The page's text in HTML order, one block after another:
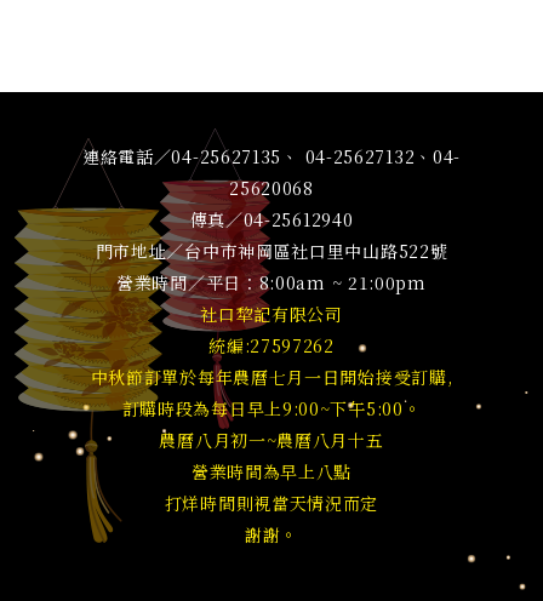
連絡電話／04-25627135、 04-25627132、04-
25620068
傳真／04-25612940
門市地址／台中市神岡區社口里中山路522號
營業時間／平日：8:00am ~ 21:00pm
社口犂記有限公司
統編:27597262
中秋節訂單於每年農曆七月一日開始接受訂購,
訂購時段為每日早上9:00~下午5:00。
農曆八月初一~農曆八月十五
營業時間為早上八點
打烊時間則視當天情況而定
謝謝。